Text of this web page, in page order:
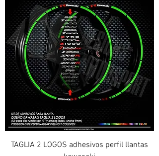
TAGLIA 2 LOGOS adhesivos perfil llantas